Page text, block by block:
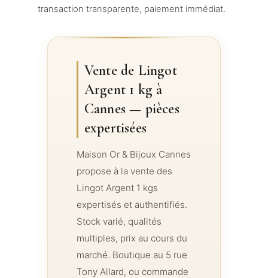
transaction transparente, paiement immédiat.
Vente de Lingot
Argent 1 kg à
Cannes — pièces
expertisées
Maison Or & Bijoux Cannes
propose à la vente des
Lingot Argent 1 kgs
expertisés et authentifiés.
Stock varié, qualités
multiples, prix au cours du
marché. Boutique au 5 rue
Tony Allard, ou commande